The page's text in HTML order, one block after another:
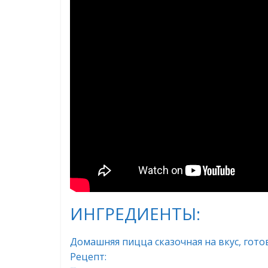
ИНГРЕДИЕНТЫ:
Домашняя пицца сказочная на вкус,
Рецепт: